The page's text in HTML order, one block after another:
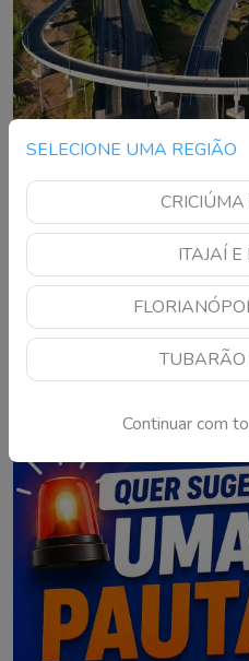
SELECIONE UMA REGIÃO
CRICIÚMA
ITAJAÍ E
TUBARÃO
Continuar com
Contorno de
neste domingo
Interdição em Biguaçu ocorre
desvios pela SC-407 e SC-